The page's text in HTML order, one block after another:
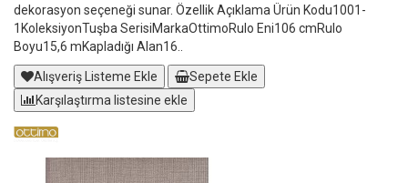
dekorasyon seçeneği sunar. Özellik Açıklama Ürün Kodu1001-
1KoleksiyonTuşba SerisiMarkaOttimoRulo Eni106 cmRulo
Boyu15,6 mKapladığı Alan16..
Alışveriş Listeme Ekle
Sepete Ekle
Karşılaştırma listesine ekle